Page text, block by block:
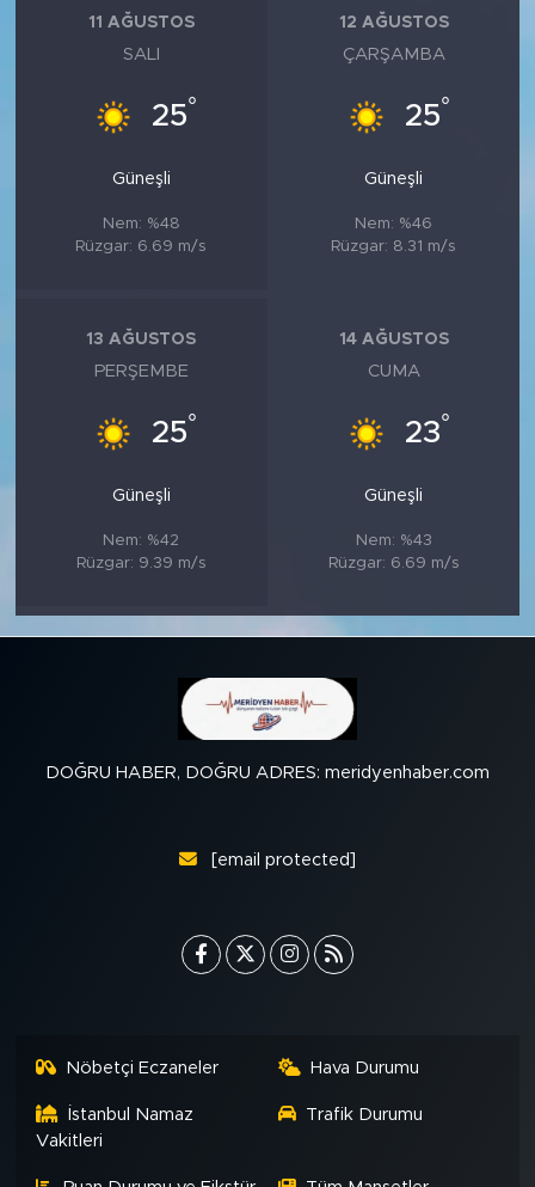
11 AĞUSTOS
SALI
25°
Güneşli
Nem: %48
Rüzgar: 6.69 m/s
12 AĞUSTOS
ÇARŞAMBA
25°
Güneşli
Nem: %46
Rüzgar: 8.31 m/s
13 AĞUSTOS
PERŞEMBE
25°
Güneşli
Nem: %42
Rüzgar: 9.39 m/s
14 AĞUSTOS
CUMA
23°
Güneşli
Nem: %43
Rüzgar: 6.69 m/s
DOĞRU HABER, DOĞRU ADRES: meridyenhaber.com
[email protected]
Nöbetçi Eczaneler Hava Durumu
İstanbul Namaz
Vakitleri
Trafik Durumu